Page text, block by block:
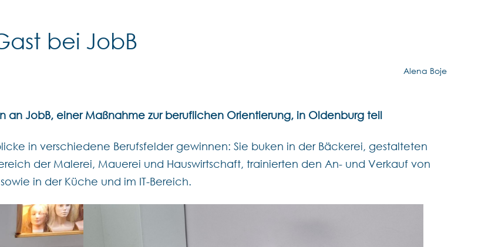
bei JobB
Alena Boje
an JobB, einer Maßnahme zur beruflichen Orientierung, in Oldenburg teil
in verschiedene Berufsfelder gewinnen: Sie buken in der Bäckerei, gestalteten
der Malerei, Mauerei und Hauswirtschaft, trainierten den An- und Verkauf von
in der Küche und im IT-Bereich.